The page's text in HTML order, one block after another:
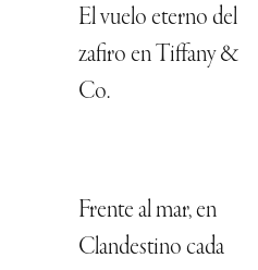
El vuelo eterno del
zafiro en Tiffany &
Co.
Frente al mar, en
Clandestino cada